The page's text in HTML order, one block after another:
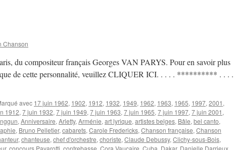
Chanson
du compositeur français Georges VAN PARYS. Pour en savoir plus
de cette personnalité, veuillez CLIQUER ICI. . . . . ********** . . . .
avec 17 juin 1962, 1902, 1912, 1932, 1949, 1962, 1963, 1965, 1997, 2001 ,
1912, 7 juin 1932, 7 juin 1949, 7 juin 1963, 7 juin 1965, 7 juin 1997, 7 juin 2001 ,
, Anniversaire, Arletty, Arménie, art lyrique, artistes belges, Bâle, bel canto,
, Bruno Pelletier, cabarets, Carole Fredericks, Chanson française, Chanson
, chanteuse, chef d'orchestre, choriste, Claude Debussy, Clichy-sous-Bois,
, concours Pavarotti contrebasse Cora Vaucaire Cuba Dakar, Danielle Darrieux